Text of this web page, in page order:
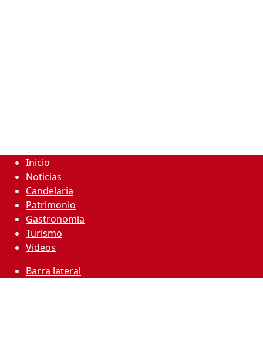
Inicio
Noticias
Candelaria
Patrimonio
Gastronomia
Turismo
Videos
Barra lateral